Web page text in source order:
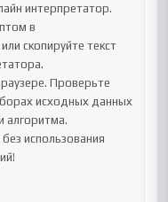
интерпретатор.
в
скопируйте текст
Проверьте
исходных данных
алгоритма.
использования